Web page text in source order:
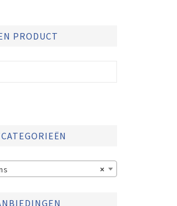
PRODUCT
×